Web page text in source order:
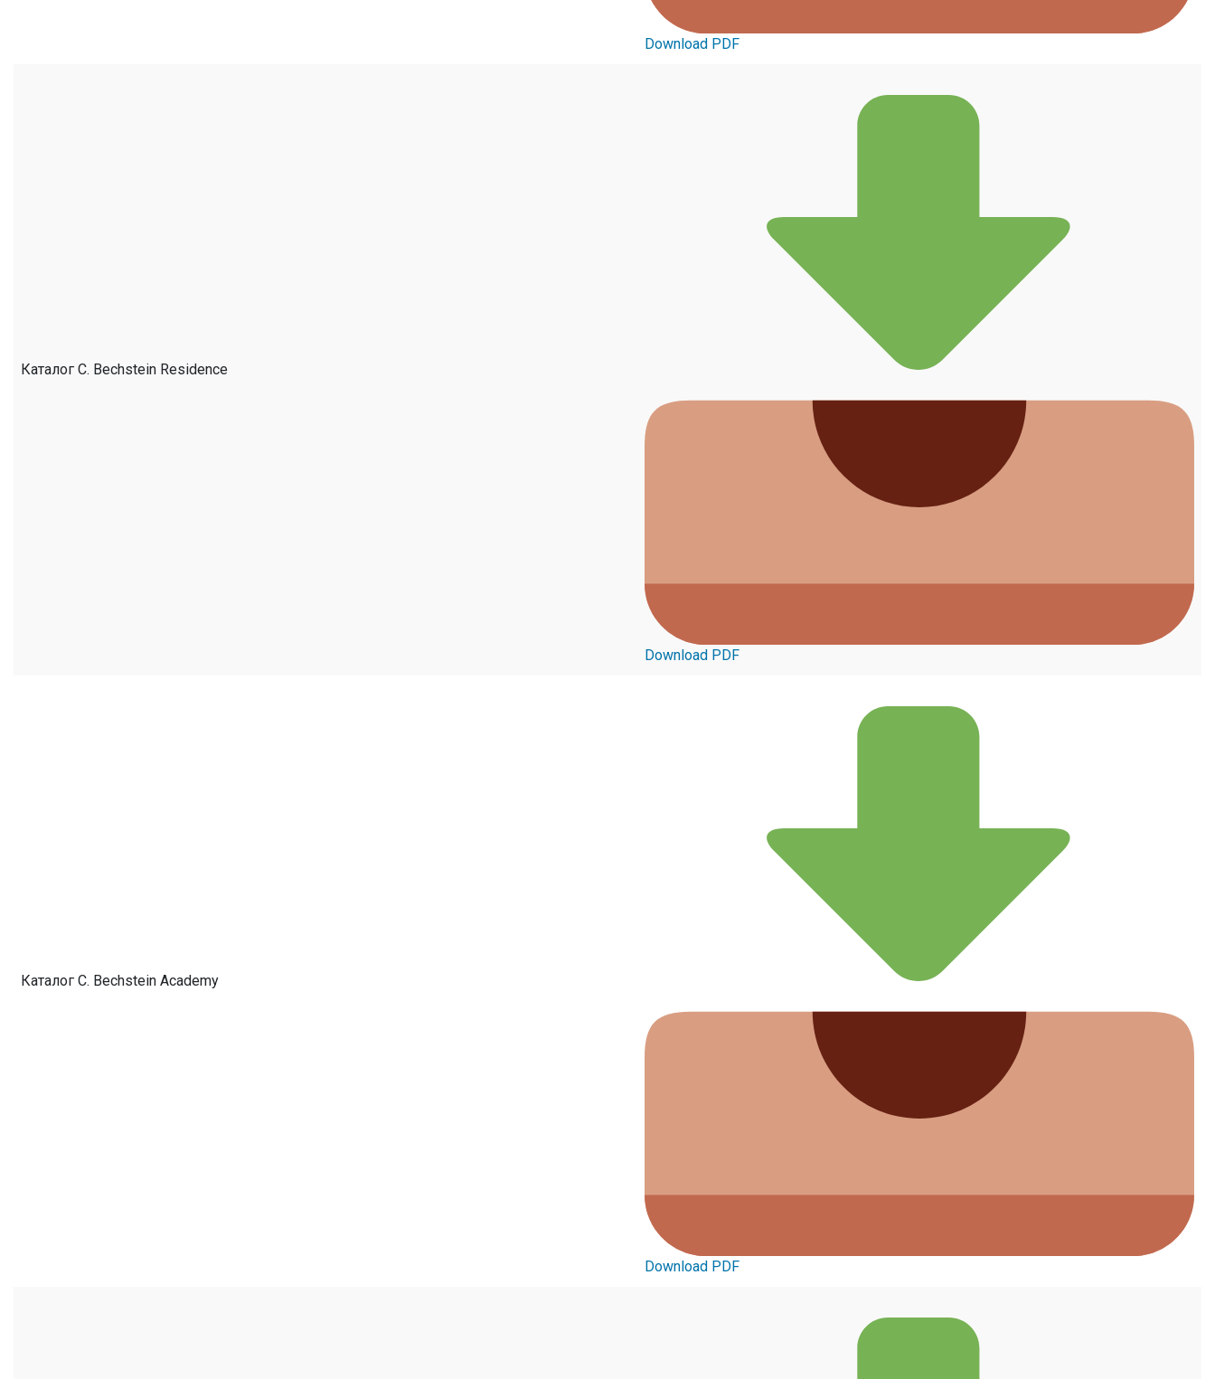
Download PDF
Каталог C. Bechstein Residence
Download PDF
Каталог C. Bechstein Academy
Download PDF